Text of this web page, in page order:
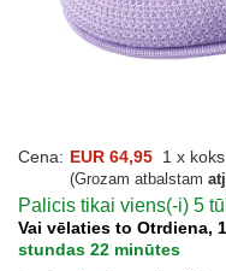
Cena: EUR 64,95 1 x koks
(Grozam atbalstam
Palicis tikai viens(-i) 5
Vai vēlaties to Otrdiena,
stundas 22 minūtes